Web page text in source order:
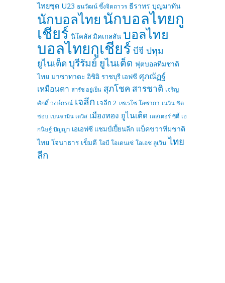
ไทยชุด U23 ธนวัฒน์ ซึ้งจิตถาวร ธีราทร บุญมาทัน
นักบอลไทยนักบอลไทยกู
เชียร์ นิโคลัส มิคเกลสัน บอลไทย
บอลไทยกูเชียร์ บีจี ปทุม
ยูไนเต็ด บุรีรัมย์ ยูไนเต็ด ฟุตบอลทีมชาติ
ไทย มาซาทาดะ อิชิอิ ราชบุรี เอฟซี ศุภณัฏฐ์
เหมือนตา สารัช อยู่เย็น สุภโชค สารชาติ เจริญ
ศักดิ์ วงษ์กรณ์ เจลีก เจลีก 2 เซเรโซ โอซากา เนวิน ชิด
ชอบ เบนจามิน เดวิส เมืองทอง ยูไนเต็ด เลสเตอร์ ซิตี้ เอ
กนิษฐ์ ปัญญา เอเอฟซี แชมป์เปี้ยนลีก แบ็คขวาทีมชาติ
ไทย โจนาธาร เข็มดี โอบี โอเดนเซ่ โอเอช ลูเวิน ไทย
ลีก